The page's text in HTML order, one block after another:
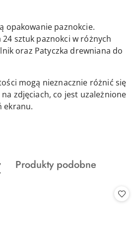
opakowanie paznokcie.
sztuk paznokci w różnych
oraz Patyczka drewniana do
mogą nieznacznie różnić się
zdjęciach, co jest uzależnione
ekranu.
Produkty
Produkty podobne